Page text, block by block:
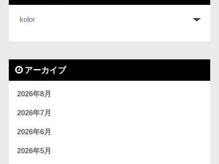
アーカイブ
2026年8月
2026年7月
2026年6月
2026年5月